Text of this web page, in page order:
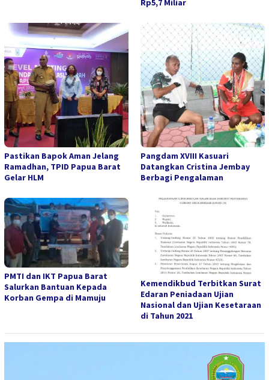
Rp5,7 Miliar
Pastikan Bapok Aman Jelang
Ramadhan, TPID Papua Barat
Gelar HLM
Pangdam XVIII Kasuari
Datangkan Cristina Jembay
Berbagi Pengalaman
PMTI dan IKT Papua Barat
Salurkan Bantuan Kepada
Korban Gempa di Mamuju
Kemendikbud Terbitkan Surat
Edaran Peniadaan Ujian
Nasional dan Ujian Kesetaraan
di Tahun 2021